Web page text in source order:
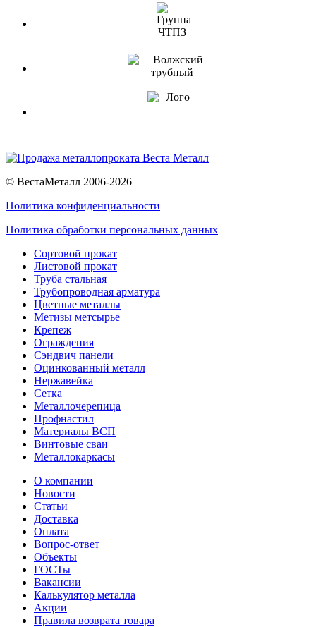
© ВестаМеталл 2006-2026
Политика конфиденциальности
Политика обработки персональных данных
Сортовой прокат
Листовой прокат
Труба стальная
Трубопроводная арматура
Цветные металлы
Метизы метсырье
Крепеж
Ограждения
Сэндвич панели
Оцинкованный металл
Нержавейка
Сетка
Металлочерепица
Профнастил
Материалы ВСП
Винтовые сваи
Металлокаркасы
О компании
Новости
Статьи
Доставка
Оплата
Вопрос-ответ
Объекты
ГОСТы
Вакансии
Калькулятор металла
Акции
Правила возврата товара